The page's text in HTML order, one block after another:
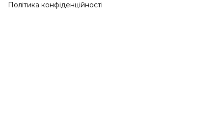
Політика конфіденційності